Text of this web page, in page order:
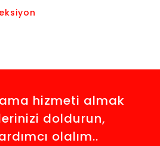
hizmeti almak
doldurun,
olalım..